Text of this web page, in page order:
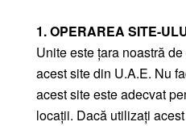
1. OPERAREA SITE-
Unite este țara noastră
acest site din U.A.E. Nu
acest site este adecvat
locații. Dacă utilizați